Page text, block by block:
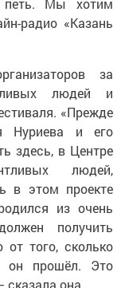
радио «Казань
за
людей и
«Прежде
Нуриева и его
здесь, в Центре
людей,
в этом проекте
из очень
получить
того, сколько
он прошёл. Это
сказала она.